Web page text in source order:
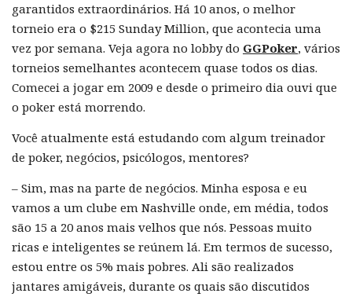
garantidos extraordinários. Há 10 anos, o melhor
torneio era o $215 Sunday Million, que acontecia uma
vez por semana. Veja agora no lobby do GGPoker, vários
torneios semelhantes acontecem quase todos os dias.
Comecei a jogar em 2009 e desde o primeiro dia ouvi que
o poker está morrendo.
Você atualmente está estudando com algum treinador
de poker, negócios, psicólogos, mentores?
– Sim, mas na parte de negócios. Minha esposa e eu
vamos a um clube em Nashville onde, em média, todos
são 15 a 20 anos mais velhos que nós. Pessoas muito
ricas e inteligentes se reúnem lá. Em termos de sucesso,
estou entre os 5% mais pobres. Ali são realizados
jantares amigáveis, durante os quais são discutidos